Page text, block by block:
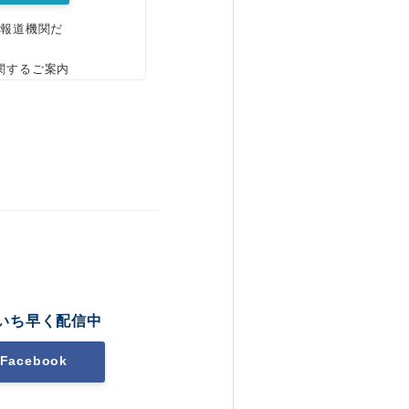
道機関だ
するご案内
ち早く配信中
Facebook